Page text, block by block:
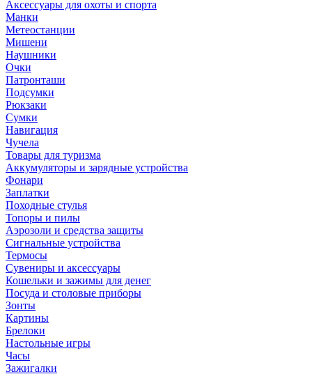
Аксессуары для охоты и спорта
Манки
Метеостанции
Мишени
Наушники
Очки
Патронташи
Подсумки
Рюкзаки
Сумки
Навигация
Чучела
Товары для туризма
Аккумуляторы и зарядные устройства
Фонари
Заплатки
Походные стулья
Топоры и пилы
Аэрозоли и средства защиты
Сигнальные устройства
Термосы
Сувениры и аксессуары
Кошельки и зажимы для денег
Посуда и столовые приборы
Зонты
Картины
Брелоки
Настольные игры
Часы
Зажигалки